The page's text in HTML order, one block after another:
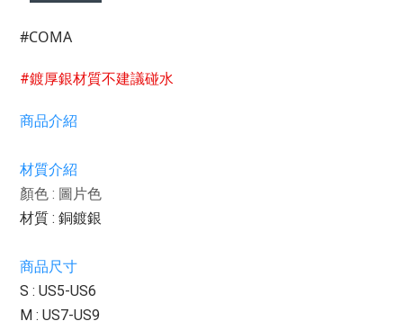
#COMA
#鍍厚銀材質不建議碰水
商品介紹
材質介紹
顏色 : 圖片色
材質 : 銅鍍銀
商品尺寸
S : US5-US6
M : US7-US9